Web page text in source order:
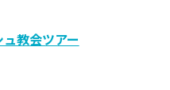
教会ツアー